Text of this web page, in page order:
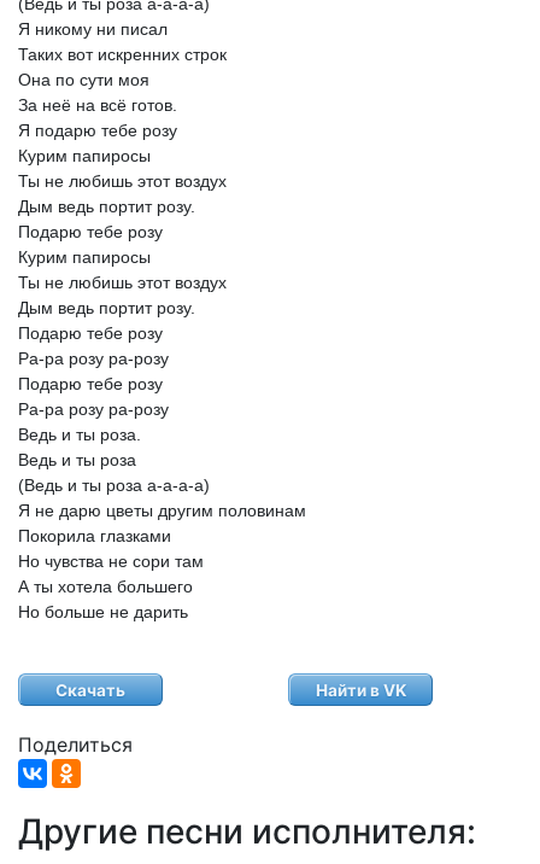
Я никому ни писал
Таких вот искренних строк
Она по сути моя
За неё на всё готов.
Я подарю тебе розу
Курим папиросы
Ты не любишь этот воздух
Дым ведь портит розу.
Подарю тебе розу
Курим папиросы
Ты не любишь этот воздух
Дым ведь портит розу.
Подарю тебе розу
Ра-ра розу ра-розу
Подарю тебе розу
Ра-ра розу ра-розу
Ведь и ты роза.
Ведь и ты роза
(Ведь и ты роза а-а-а-а)
Я не дарю цветы другим половинам
Покорила глазками
Но чувства не сори там
А ты хотела большего
Но больше не дарить
Скачать Найти в VK
Поделиться
Другие песни исполнителя: